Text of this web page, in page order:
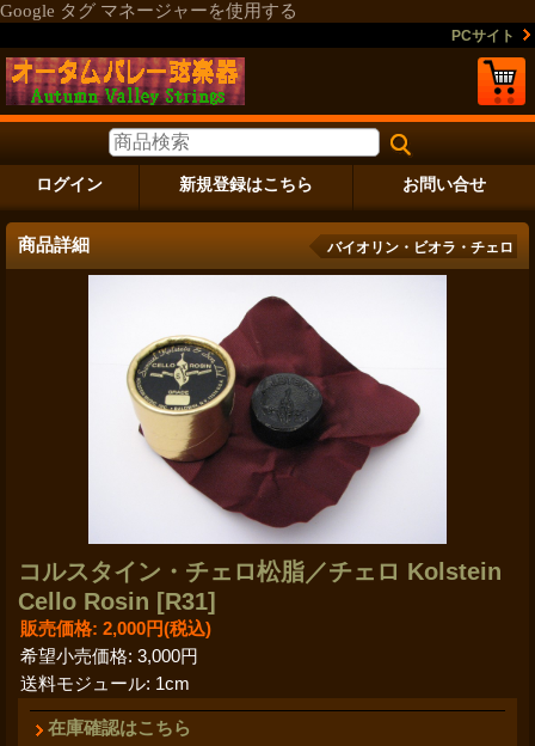
Google タグ マネージャーを使用する
PCサイト
ログイン 新規登録はこちら お問い合せ
商品詳細 バイオリン・ビオラ・チェロ
コルスタイン・チェロ松脂／チェロ Kolstein
Cello Rosin [R31]
販売価格: 2,000円(税込)
希望小売価格: 3,000円
送料モジュール: 1cm
在庫確認はこちら